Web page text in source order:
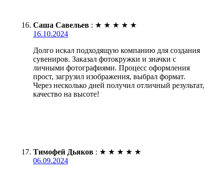
Саша Савельев : ★ ★ ★ ★ ★
16.10.2024
Долго искал подходящую компанию для создания
сувениров. Заказал фотокружки и значки с
личными фотографиями. Процесс оформления
прост, загрузил изображения, выбрал формат.
Через несколько дней получил отличный результат,
качество на высоте!
Тимофей Дьяков : ★ ★ ★ ★ ★
06.09.2024